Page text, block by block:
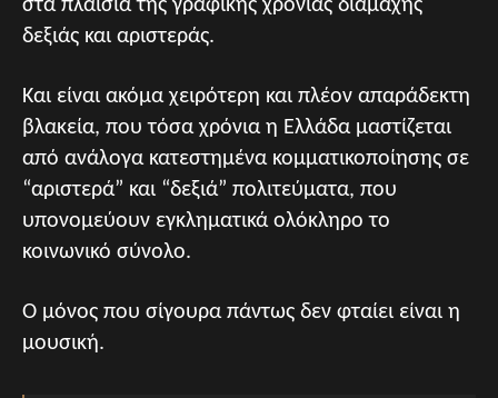
στα πλαίσια της γραφικής χρόνιας διαμάχης
δεξιάς και αριστεράς.
Και είναι ακόμα χειρότερη και πλέον απαράδεκτη
βλακεία, που τόσα χρόνια η Ελλάδα μαστίζεται
από ανάλογα κατεστημένα κομματικοποίησης σε
“αριστερά” και “δεξιά” πολιτεύματα, που
υπονομεύουν εγκληματικά ολόκληρο το
κοινωνικό σύνολο.
Ο μόνος που σίγουρα πάντως δεν φταίει είναι η
μουσική.